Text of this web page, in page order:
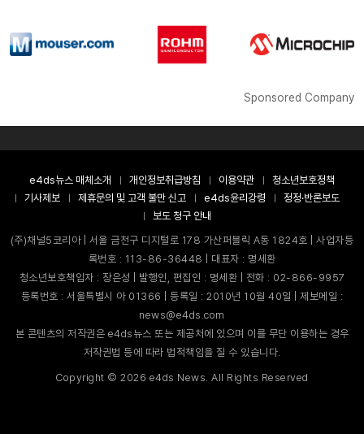
Sponsored Company
e4ds뉴스 매체소개 개인정보취급방침 이용약관
청소년보호정책
기사제보
제휴문의 및 고객 불만 신고 e4ds윤리강령
정정·반론보도
보도 청구 안내
(주)채널5코리아 | 서울 금천구 디지털로 178 가산퍼블릭 A동 1824호 | 사업자등
록번호 : 113-86-36448 | 대표자 : 명세환
청소년보호책임자 : 장은성 | 발행인, 편집인 : 명세환 | 전화 : 02-866-9957
등록번호 : 서울특별시 아 01366 | 등록일 : 2010년 10월 40일 | 제보메일 :
news@e4ds.com
본 콘텐츠의 저작권은 e4ds뉴스 또는 제공처에 있으며 이를 무단 이용하는 경우
저작권법 등에 따라 법적책임을 질 수 있습니다.
Copyright ©2026 e4ds News. All Rights Reserved